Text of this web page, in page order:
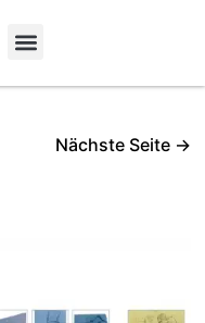
Nächste Seite →